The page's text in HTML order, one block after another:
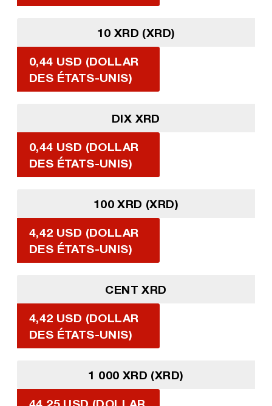
10 XRD (XRD)
0,44 USD (DOLLAR
DES ÉTATS-UNIS)
DIX XRD
0,44 USD (DOLLAR
DES ÉTATS-UNIS)
100 XRD (XRD)
4,42 USD (DOLLAR
DES ÉTATS-UNIS)
CENT XRD
4,42 USD (DOLLAR
DES ÉTATS-UNIS)
1 000 XRD (XRD)
44,25 USD (DOLLAR